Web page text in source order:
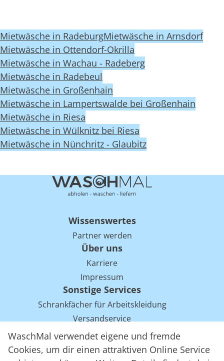
WaschMal verwendet eigene und fremde
Cookies, um dir einen attraktiven Online Service
Mietwäsche in RadeburgMietwäsche in Arnsdorf
Mietwäsche in Ottendorf-Okrilla
Mietwäsche in Wachau - Radeberg
Mietwäsche in Radebeul
Mietwäsche in Großenhain
Mietwäsche in Lampertswalde bei Großenhain
Mietwäsche in Riesa
Mietwäsche in Wülknitz bei Riesa
Mietwäsche in Nünchritz - Glaubitz
Wissenswertes
Partner werden
Über uns
Karriere
Impressum
Sonstige Services
Schrankfächer für Arbeitskleidung
Versandservice
Einsparpotentiale für Mietwäsche bei Arbeitskleidung
Arbeitskleidung Tracking mit RFID